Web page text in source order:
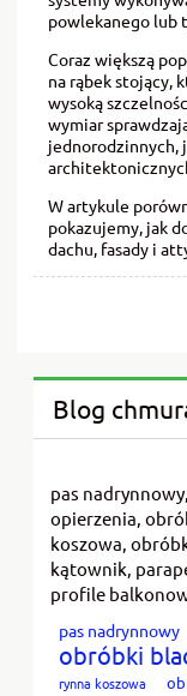
powlekanego lub
Coraz większą
na rąbek stojący,
wysoką
wymiar
jednorodzinnych,
W artykule
pokazujemy, jak
dachu, fasady i
Blog
pas
opierzenia,
koszowa,
kątownik,
profile
pas nadrynnowy
obróbki
rynna koszowa